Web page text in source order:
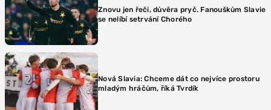
Znovu jen řeči, důvěra pryč. Fanouškům Slavie
se nelíbí setrvání Chorého
Nová Slavia: Chceme dát co nejvíce prostoru
mladým hráčům, říká Tvrdík